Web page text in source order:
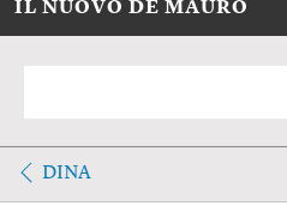
IL NUOVO DE MAURO
DINA